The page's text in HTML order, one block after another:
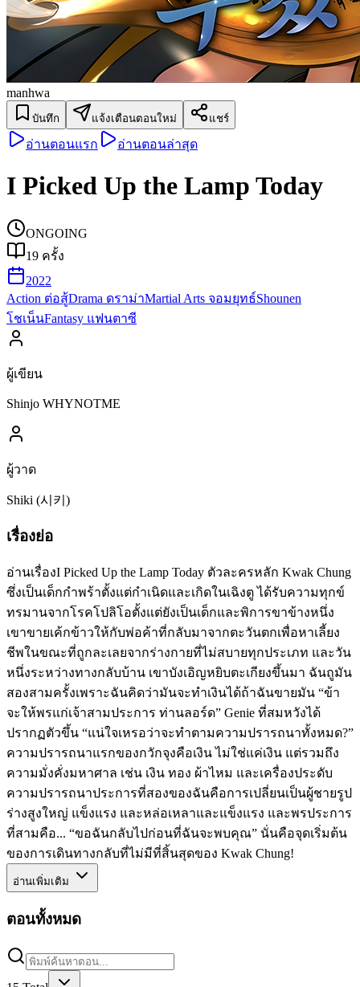
manhwa
บันทึก แจ้งเตือนตอนใหม่ แชร์
อ่านตอนแรก อ่านตอนล่าสุด
I Picked Up the Lamp Today
ONGOING
19 ครั้ง
2022
Action ต่อสู้Drama ดราม่าMartial Arts จอมยุทธ์Shounen
โชเน็นFantasy แฟนตาซี
ผู้เขียน
Shinjo WHYNOTME
ผู้วาด
Shiki (시키)
เรื่องย่อ
อ่านเรื่องI Picked Up the Lamp Today ตัวละครหลัก Kwak Chung
ซึ่งเป็นเด็กกำพร้าตั้งแต่กำเนิดและเกิดในเฉิงตู ได้รับความทุกข์
ทรมานจากโรคโปลิโอตั้งแต่ยังเป็นเด็กและพิการขาข้างหนึ่ง
เขาขายเค้กข้าวให้กับพ่อค้าที่กลับมาจากตะวันตกเพื่อหาเลี้ยง
ชีพในขณะที่ถูกละเลยจากร่างกายที่ไม่สบายทุกประเภท และวัน
หนึ่งระหว่างทางกลับบ้าน เขาบังเอิญหยิบตะเกียงขึ้นมา ฉันถูมัน
สองสามครั้งเพราะฉันคิดว่ามันจะทำเงินได้ถ้าฉันขายมัน “ข้า
จะให้พรแก่เจ้าสามประการ ท่านลอร์ด” Genie ที่สมหวังได้
ปรากฏตัวขึ้น “แน่ใจเหรอว่าจะทำตามความปรารถนาทั้งหมด?”
ความปรารถนาแรกของกวักจุงคือเงิน ไม่ใช่แค่เงิน แต่รวมถึง
ความมั่งคั่งมหาศาล เช่น เงิน ทอง ผ้าไหม และเครื่องประดับ
ความปรารถนาประการที่สองของฉันคือการเปลี่ยนเป็นผู้ชายรูป
ร่างสูงใหญ่ แข็งแรง และหล่อเหลาและแข็งแรง และพรประการ
ที่สามคือ... “ขอฉันกลับไปก่อนที่ฉันจะพบคุณ” นั่นคือจุดเริ่มต้น
ของการเดินทางกลับที่ไม่มีที่สิ้นสุดของ Kwak Chung!
อ่านเพิ่มเติม
ตอนทั้งหมด